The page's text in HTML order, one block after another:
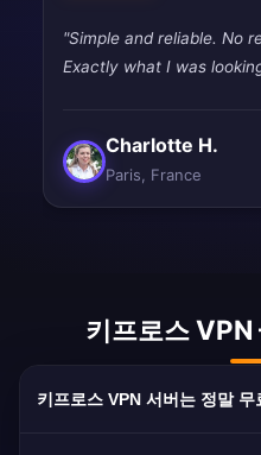
"Simple and reliable. No
Exactly what I was
Charlotte H.
Paris, France
키프로스 VPN
키프로스 VPN 서버는 정말 무